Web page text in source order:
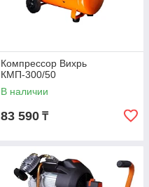
Компрессор Вихрь
КМП-300/50
В наличии
83 590 ₸